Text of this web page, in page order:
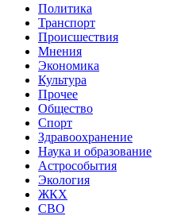
Политика
Транспорт
Происшествия
Мнения
Экономика
Культура
Прочее
Общество
Спорт
Здравоохранение
Наука и образование
Астрособытия
Экология
ЖКХ
СВО